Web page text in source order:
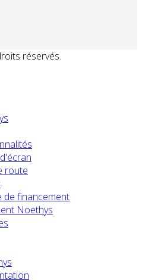
réservés.
route
de financement
Noethys